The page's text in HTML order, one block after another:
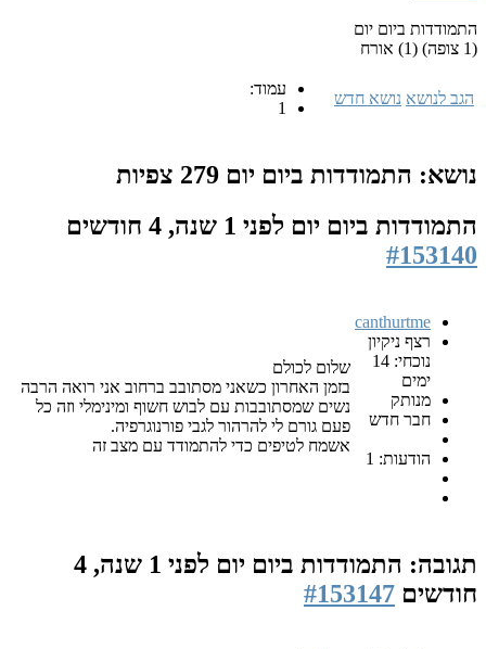
התמודדות ביום יום
(1 צופה) (1) אורח
הגב לנושא נושא חדש
עמוד:
1
נושא: התמודדות ביום יום 279 צפיות
התמודדות ביום יום לפני 1 שנה, 4 חודשים
#153140
canthurtme
רצף ניקיון
נוכחי: 14
ימים
מנותק
חבר חדש
הודעות: 1
שלום לכולם
בזמן האחרון כשאני מסתובב ברחוב אני רואה הרבה
נשים שמסתובבות עם לבוש חשוף ומינימלי וזה כל
פעם גורם לי להרהור לגבי פורנוגרפיה.
אשמח לטיפים כדי להתמודד עם מצב זה
תגובה: התמודדות ביום יום
לפני 1 שנה, 4
חודשים #153147